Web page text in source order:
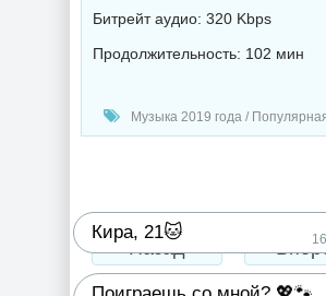
Битрейт аудио: 320 Kbps
Продолжительность: 102 мин
Музыка 2019 года / Популярная музыка /
Назад
Кира, 21🐱
Поиграешь со мной? 💖🐾